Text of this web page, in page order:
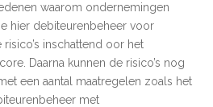
waarom ondernemingen
hier debiteurenbeheer voor
inschattend oor het
Daarna kunnen de risico’s nog
een aantal maatregelen zoals het
met